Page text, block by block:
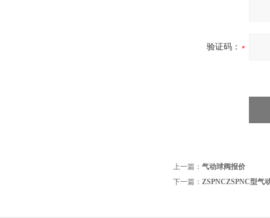
验证码：
上一篇： 气动球阀报价
下一篇： ZSPNCZSPNC型气